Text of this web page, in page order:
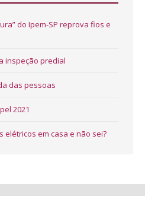
do Ipem-SP reprova fios e
inspeção predial
das pessoas
2021
elétricos em casa e não sei?